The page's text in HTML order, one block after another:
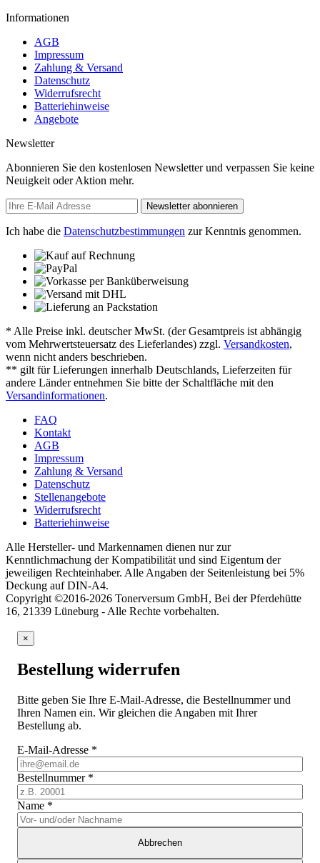
Informationen
AGB
Impressum
Zahlung & Versand
Datenschutz
Widerrufsrecht
Batteriehinweise
Angebote
Newsletter
Abonnieren Sie den kostenlosen Newsletter und verpassen Sie keine
Neuigkeit oder Aktion mehr.
Newsletter abonnieren
Ich habe die Datenschutzbestimmungen zur Kenntnis genommen.
* Alle Preise inkl. deutscher MwSt. (der Gesamtpreis ist abhängig
vom Mehrwertsteuersatz des Lieferlandes) zzgl. Versandkosten,
wenn nicht anders beschrieben.
** gilt für Lieferungen innerhalb Deutschlands, Lieferzeiten für
andere Länder entnehmen Sie bitte der Schaltfläche mit den
Versandinformationen.
FAQ
Kontakt
AGB
Impressum
Zahlung & Versand
Datenschutz
Stellenangebote
Widerrufsrecht
Batteriehinweise
Alle Hersteller- und Markennamen dienen nur zur
Kenntlichmachung der Kompatibilität und sind Eigentum der
jeweiligen Rechteinhaber. Alle Angaben der Seitenleistung bei 5%
Deckung auf DIN-A4.
Copyright ©2016-2026 Tonerversum GmbH, Bei der Pferdehütte
16, 21339 Lüneburg - Alle Rechte vorbehalten.
×
Bestellung widerrufen
Bitte geben Sie Ihre E-Mail-Adresse, die Bestellnummer und
Ihren Namen ein. Wir gleichen die Angaben mit Ihrer
Bestellung ab.
E-Mail-Adresse *
Bestellnummer *
Name *
Abbrechen